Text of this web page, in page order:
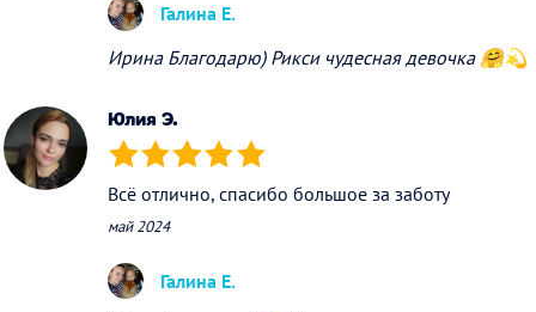
Галина Е.
Ирина Благодарю) Рикси чудесная девочка 🤗💫
Юлия Э.
(*) (*) (*) (*) (*)
Всё отлично, спасибо большое за заботу
май 2024
Галина Е.